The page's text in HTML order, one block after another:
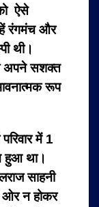
ऐसे
रंगमंच और
थी।
अपने सशक्त
रूप
में 1
हुआ था।
साहनी
ओर न होकर